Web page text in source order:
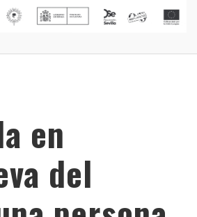
en
del